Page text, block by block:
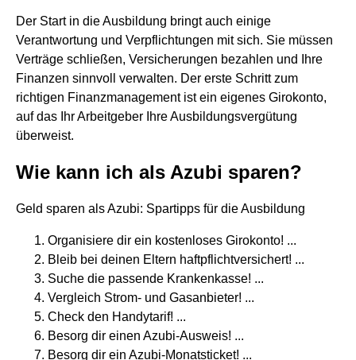
Der Start in die Ausbildung bringt auch einige
Verantwortung und Verpflichtungen mit sich. Sie müssen
Verträge schließen, Versicherungen bezahlen und Ihre
Finanzen sinnvoll verwalten. Der erste Schritt zum
richtigen Finanzmanagement ist ein eigenes Girokonto,
auf das Ihr Arbeitgeber Ihre Ausbildungsvergütung
überweist.
Wie kann ich als Azubi sparen?
Geld sparen als Azubi: Spartipps für die Ausbildung
Organisiere dir ein kostenloses Girokonto! ...
Bleib bei deinen Eltern haftpflichtversichert! ...
Suche die passende Krankenkasse! ...
Vergleich Strom- und Gasanbieter! ...
Check den Handytarif! ...
Besorg dir einen Azubi-Ausweis! ...
Besorg dir ein Azubi-Monatsticket! ...